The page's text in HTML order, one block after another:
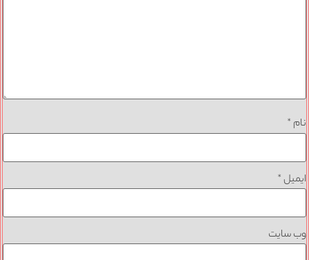
نام *
ایمیل*
وب‌ سایت